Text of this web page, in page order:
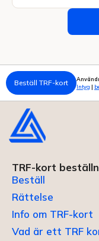
Beställ TRF-kort
Intyg |
TRF-kort
Beställ
Rättelse
Info om TRF-kort
Vad är ett TRF